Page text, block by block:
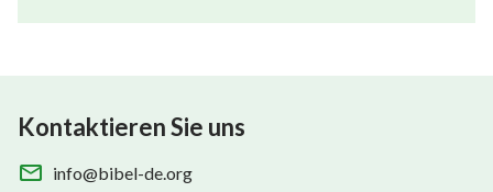
Kontaktieren Sie uns
info@bibel-de.org